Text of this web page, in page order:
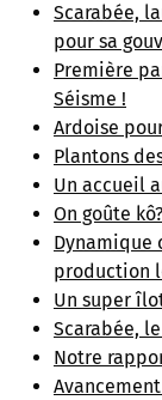
Scarabée,
pour sa
Première
Séisme !
Ardoise
Plantons
Un accueil
On goûte kô?
Dynamique
production
Un super
Scarabée,
Notre